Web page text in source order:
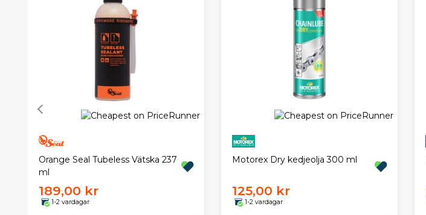
Orange Seal Tubeless Vätska 237
ml
189,00 kr
1-2 vardagar
Motorex Dry kedjeolja 300 ml
125,00 kr
1-2 vardagar